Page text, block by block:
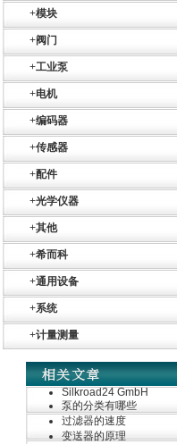
+模块
+阀门
+工业泵
+电机
+编码器
+传感器
+配件
+光学仪器
+其他
+希而科
+通用设备
+系统
+计量测量
Silkroad24 GmbH
泵的分类有哪些
过滤器的速度
变送器的原理
SR+KH-AFB AF24-
德国HBM